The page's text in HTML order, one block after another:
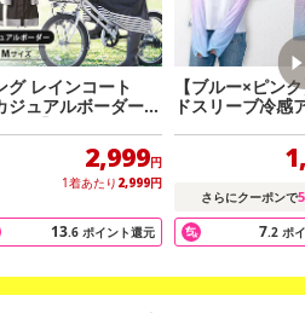
グ レインコート
ジュアルボーダー
イズ】 シュシュポ
ュ レインウエア 雨
2,999円
1着あたり 2,999円
13.6 ポイント還元
【ブルー×ピン
ドスリーブ冷感
さらにクーポンで
7.2 ポ